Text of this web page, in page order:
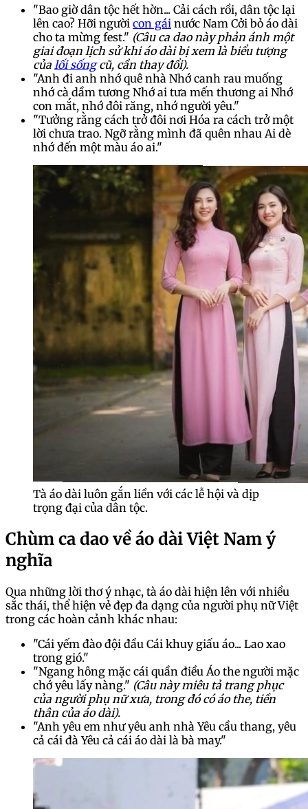
"Bao giờ dân tộc hết hờn... Cải cách rồi, dân tộc lại
lên cao? Hỡi người con gái nước Nam Cởi bỏ áo dài
cho ta mừng fest." (Câu ca dao này phản ánh một
giai đoạn lịch sử khi áo dài bị xem là biểu tượng
của lối sốngcũ, cần thay đổi).
"Anh đi anh nhớ quê nhà Nhớ canh rau muống
nhớ cà dầm tương Nhớ ai tưa mến thương ai Nhớ
con mắt, nhớ đôi răng, nhớ người yêu."
"Tưởng rằng cách trở đôi nơi Hóa ra cách trở một
lời chưa trao. Ngỡ rằng mình đã quên nhau Ai dè
nhớ đến một màu áo ai."
Tà áo dài luôn gắn liền với các lễ hội và dịp
trọng đại của dân tộc.
Chùm ca dao về áo dài Việt Nam ý
nghĩa
Qua những lời thơ ý nhạc, tà áo dài hiện lên với nhiều
sắc thái, thể hiện vẻ đẹp đa dạng của người phụ nữ Việt
trong các hoàn cảnh khác nhau:
"Cái yếm đào đội đầu Cái khuy giấu áo... Lao xao
trong gió."
"Ngang hông mặc cái quần điều Áo the người mặc
chớ yêu lấy nàng." (Câu này miêu tả trang phục
của người phụ nữ xưa, trong đó có áo the, tiền
thân của áo dài).
"Anh yêu em như yêu anh nhà Yêu cầu thang, yêu
cả cái đà Yêu cả cái áo dài là bà may."